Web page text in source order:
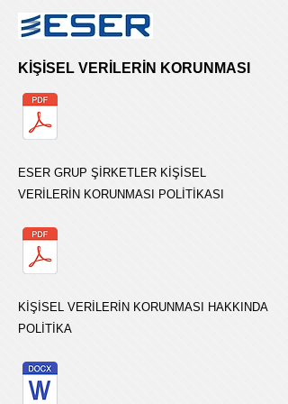
KİŞİSEL VERİLERİN KORUNMASI
ESER GRUP ŞİRKETLER KİŞİSEL
VERİLERİN KORUNMASI POLİTİKASI
KİŞİSEL VERİLERİN KORUNMASI HAKKINDA
POLİTİKA